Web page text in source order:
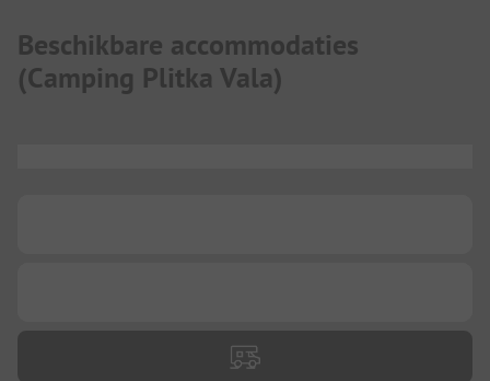
Beschikbare accommodaties
(Camping Plitka Vala)